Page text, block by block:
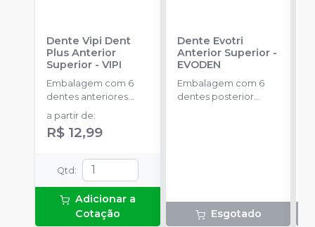
Dente Vipi Dent
Plus Anterior
Superior -VIPI
Embalagem com 6
dentes anteriores
superiores.
a partir de:
R$ 12,99
Qtd :
Adicionar a
Cotação
Dente Evotri
Anterior Superior-
EVODEN
Embalagem com 6
dentes posterior
Esgotado